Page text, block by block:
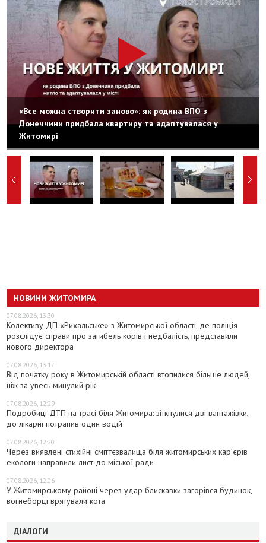
«Все можна створити заново»: як родина ВПО з
Донеччини придбала квартиру та адаптувалася у
Житомирі
НОВИНИ ЖИТОМИРА
07.08.2026, 13:30
Колективу ДП «Рихальське» з Житомирської області, де поліція
розслідує справи про загибель корів і недбалість, представили
нового директора
07.08.2026, 13:17
Від початку року в Житомирській області втопилися більше людей,
ніж за увесь минулий рік
07.08.2026, 12:29
Подробиці ДТП на трасі біля Житомира: зіткнулися дві вантажівки,
до лікарні потрапив один водій
07.08.2026, 12:20
Через виявлені стихійні сміттєзвалища біля житомирських кар’єрів
екологи направили лист до міської ради
07.08.2026, 12:06
У Житомирському районі через удар блискавки загорівся будинок,
вогнеборці врятували кота
ДІАЛОГИ